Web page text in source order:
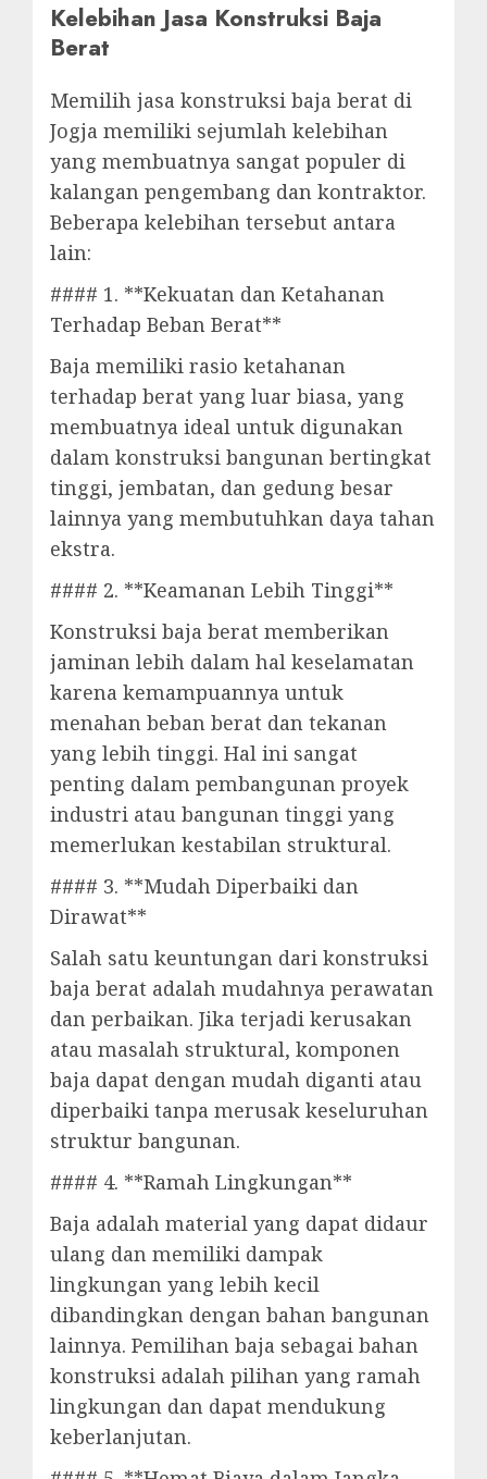
Kelebihan Jasa Konstruksi Baja
Berat
Memilih jasa konstruksi baja berat di
Jogja memiliki sejumlah kelebihan
yang membuatnya sangat populer di
kalangan pengembang dan kontraktor.
Beberapa kelebihan tersebut antara
lain:
#### 1. **Kekuatan dan Ketahanan
Terhadap Beban Berat**
Baja memiliki rasio ketahanan
terhadap berat yang luar biasa, yang
membuatnya ideal untuk digunakan
dalam konstruksi bangunan bertingkat
tinggi, jembatan, dan gedung besar
lainnya yang membutuhkan daya tahan
ekstra.
#### 2. **Keamanan Lebih Tinggi**
Konstruksi baja berat memberikan
jaminan lebih dalam hal keselamatan
karena kemampuannya untuk
menahan beban berat dan tekanan
yang lebih tinggi. Hal ini sangat
penting dalam pembangunan proyek
industri atau bangunan tinggi yang
memerlukan kestabilan struktural.
#### 3. **Mudah Diperbaiki dan
Dirawat**
Salah satu keuntungan dari konstruksi
baja berat adalah mudahnya perawatan
dan perbaikan. Jika terjadi kerusakan
atau masalah struktural, komponen
baja dapat dengan mudah diganti atau
diperbaiki tanpa merusak keseluruhan
struktur bangunan.
#### 4. **Ramah Lingkungan**
Baja adalah material yang dapat didaur
ulang dan memiliki dampak
lingkungan yang lebih kecil
dibandingkan dengan bahan bangunan
lainnya. Pemilihan baja sebagai bahan
konstruksi adalah pilihan yang ramah
lingkungan dan dapat mendukung
keberlanjutan.